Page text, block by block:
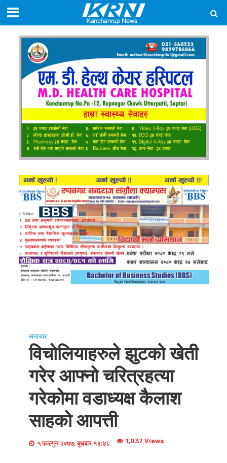
समाचार
विचोलियाहरुले झुटको खेती
गरेर आफ्नो चरित्रहत्या
गरेकोमा वडाध्यक्ष कैलाश
साहको आपत्ती
५ फाल्गुन २०७७, बुधबार १३:४८ 1,037 Views